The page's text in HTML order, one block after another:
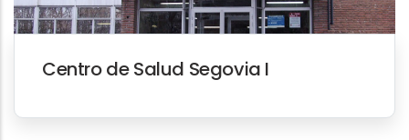
Centro de Salud Segovia I